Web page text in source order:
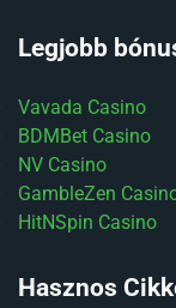
Legjobb
Vavada Casino
BDMBet Casino
NV Casino
GambleZen
HitNSpin Casino
Hasznos